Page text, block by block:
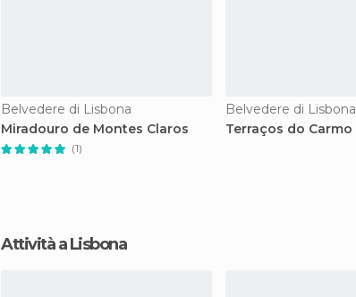
Belvedere di Lisbona
Miradouro de Montes Claros
(1)
Belvedere di Lisbona
Terraços do Carmo
Attività a Lisbona